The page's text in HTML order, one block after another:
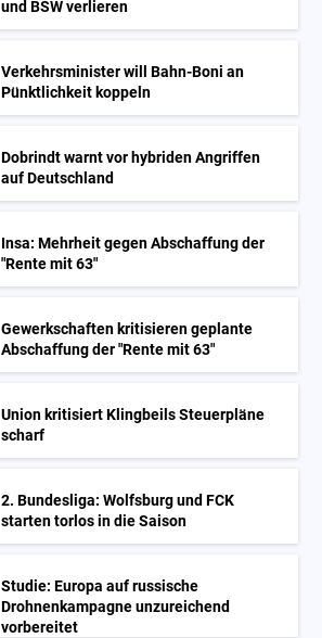
und BSW verlieren
Verkehrsminister will Bahn-Boni an
Pünktlichkeit koppeln
Dobrindt warnt vor hybriden Angriffen
auf Deutschland
Insa: Mehrheit gegen Abschaffung der
"Rente mit 63"
Gewerkschaften kritisieren geplante
Abschaffung der "Rente mit 63"
Union kritisiert Klingbeils Steuerpläne
scharf
2. Bundesliga: Wolfsburg und FCK
starten torlos in die Saison
Studie: Europa auf russische
Drohnenkampagne unzureichend
vorbereitet